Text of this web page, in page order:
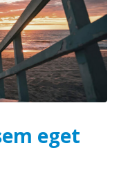
eget